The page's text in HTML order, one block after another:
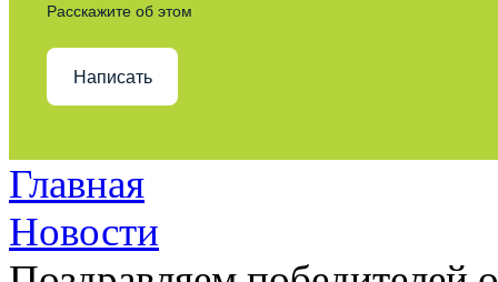
Расскажите об этом
Написать
Главная
Новости